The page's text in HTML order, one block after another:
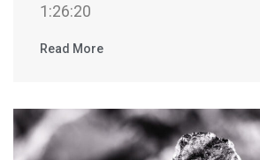
1:26:20
Read More